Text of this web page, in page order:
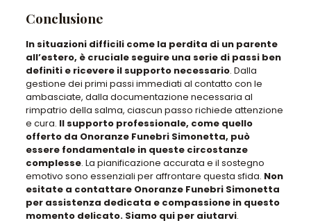
Conclusione
In situazioni difficili come la perdita di un parente
all’estero, è cruciale seguire una serie di passi ben
definiti e ricevere il supporto necessario. Dalla
gestione dei primi passi immediati al contatto con le
ambasciate, dalla documentazione necessaria al
rimpatrio della salma, ciascun passo richiede attenzione
e cura. Il supporto professionale, come quello
offerto da Onoranze Funebri Simonetta, può
essere fondamentale in queste circostanze
complesse. La pianificazione accurata e il sostegno
emotivo sono essenziali per affrontare questa sfida. Non
esitate a contattare Onoranze Funebri Simonetta
per assistenza dedicata e compassione in questo
momento delicato. Siamo qui per aiutarvi.